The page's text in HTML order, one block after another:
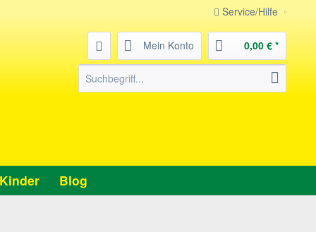
Service/Hilfe
Mein Konto 0,00 € *
Kinder Blog